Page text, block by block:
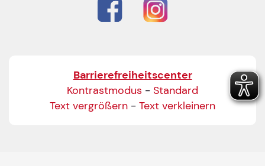
Barrierefreiheitscenter
Kontrastmodus - Standard
Text vergrößern - Text verkleinern